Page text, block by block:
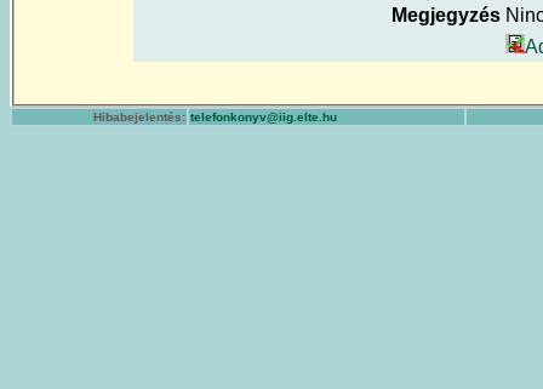
Megjegyzés
Hibabejelentés: telefonkonyv@iig.elte.hu